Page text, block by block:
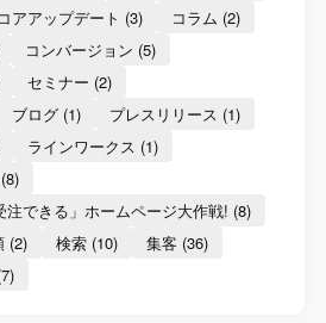
コアアップデート (3) コラム (2)
コンバージョン (5)
セミナー (2)
ブログ(1) プレスリリース (1)
ラインワークス (1)
(8)
できる」ホームページ大作戦! (8)
(2) 検索(10) 集客 (36)